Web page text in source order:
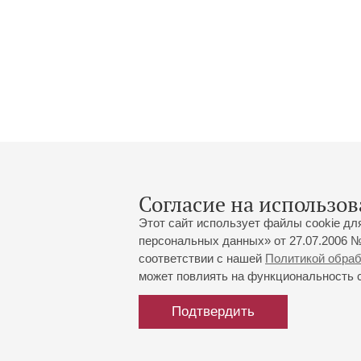
Согласие на
Этот сайт использует файлы cookie
персональных данных» от 27.07.2006
соответствии с нашей Политикой
может повлиять на функциональность
Подтвердить
Большой зал:
191186, Санкт-Петербург,
Малый зал:
191011, Санкт-Петербург,